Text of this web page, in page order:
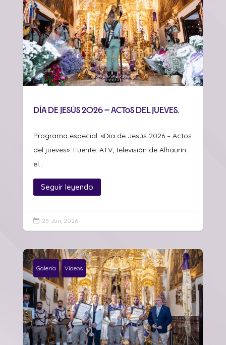
Día de Jesús 2026 – Actos del jueves.
Programa especial: «Día de Jesús 2026 – Actos
del jueves». Fuente: ATV, televisión de Alhaurín
el...
Seguir leyendo
 25 Jun, 2026
Galería Videos